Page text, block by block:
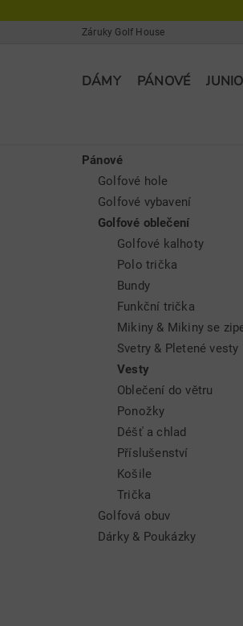
Záruky Golf House
DÁMY PÁNOVÉ
Pánové
Golfové hole
Golfové vybavení
Golfové oblečení
Golfové kalhoty
Polo trička
Bundy
Funkční trička
Mikiny & Mikiny se
Svetry & Pletené vesty
Vesty
Oblečení do větru
Ponožky
Déšť a chlad
Příslušenství
Košile
Trička
Golfová obuv
Dárky & Poukázky